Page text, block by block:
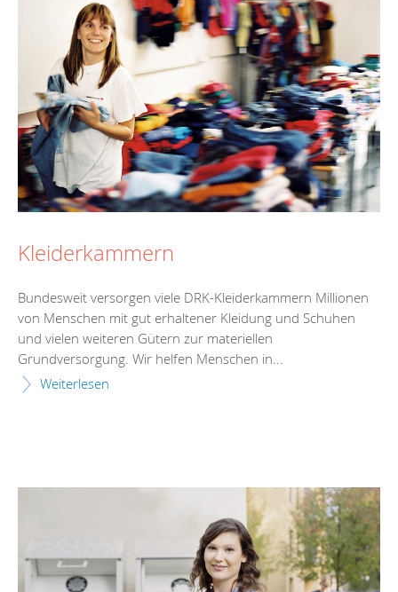
Kleiderkammern
Bundesweit versorgen viele DRK-Kleiderkammern Millionen
von Menschen mit gut erhaltener Kleidung und Schuhen
und vielen weiteren Gütern zur materiellen
Grundversorgung. Wir helfen Menschen in...
Weiterlesen